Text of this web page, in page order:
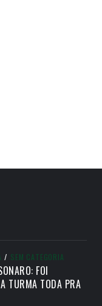
/ SEM CATEGORIA
FOI
TURMA TODA PRA